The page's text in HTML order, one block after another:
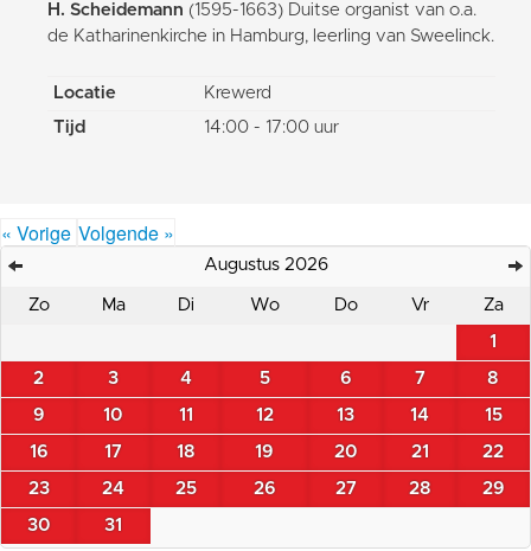
H. Scheidemann (1595-1663) Duitse organist van o.a.
de Katharinenkirche in Hamburg, leerling van Sweelinck.
Locatie
Krewerd
Tijd
14:00 - 17:00 uur
« Vorige Volgende »
Augustus 2026
Zo Ma Di Wo Do Vr Za
1
2 3 4 5 6 7 8
9 10 11 12 13 14 15
16 17 18 19 20 21 22
23 24 25 26 27 28 29
30 31